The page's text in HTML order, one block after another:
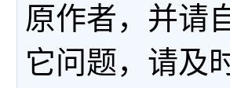
原作者，并请
它问题，请及